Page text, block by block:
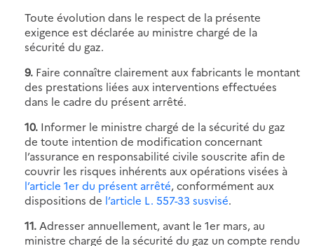
Toute évolution dans le respect de la présente
exigence est déclarée au ministre chargé de la
sécurité du gaz.
9. Faire connaître clairement aux fabricants le montant
des prestations liées aux interventions effectuées
dans le cadre du présent arrêté.
10. Informer le ministre chargé de la sécurité du gaz
de toute intention de modification concernant
l’assurance en responsabilité civile souscrite afin de
couvrir les risques inhérents aux opérations visées à
l’article 1er du présent arrêté, conformément aux
dispositions de l’article L. 557-33 susvisé.
11. Adresser annuellement, avant le 1er mars, au
ministre chargé de la sécurité du gaz un compte rendu